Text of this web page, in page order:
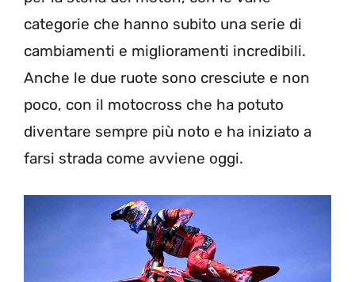
categorie che hanno subito una serie di
cambiamenti e miglioramenti incredibili.
Anche le due ruote sono cresciute e non
poco, con il motocross che ha potuto
diventare sempre più noto e ha iniziato a
farsi strada come avviene oggi.